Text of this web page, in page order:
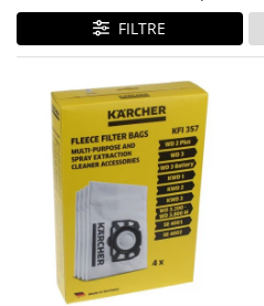
Curatenie si intretinere
Decoratiuni
Hobby-uri creative
Iluminat & Electrice
Jaluzele
Kit-uri automatizari porti si usi
Mobila dormitor
Mobila gradina & terasa
Mobila Living & Dining
FILTRE